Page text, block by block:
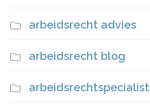
arbeidsrecht advies
arbeidsrecht blog
arbeidsrechtspecialist